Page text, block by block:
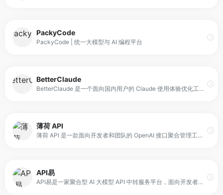
PackyCode
PackyCode | 统一大模型与 AI 编程平台
BetterClaude
BetterClaude 是一个面向国内用户的 Claude 使用体验优化工具，旨在提供更稳定、更顺畅的访问通道。它在国内已有的公益站点基础上，针对网络环境与线路限制等问题进行优化，以减少访问中断、提升加载速度与使用稳定性。
薄荷 API
薄荷 API 是一款面向开发者和团队的 OpenAI 接口聚合管理工具，主要用于统一管理 OpenAI 及其他渠道（如 Azure）的 API 接入与密钥。它支持将多个 API 渠道集中管理，并可用于二次分发与权限控制，帮助团队更方便地进行接口调用、额度管理与安全控制。
API易
API易是一家聚合型 AI 大模型 API 中转服务平台，面向开发者、科研人员与企业用户。其核心功能是统一整合多个主流模型接口，并提供一致的调用格式与令牌体系。